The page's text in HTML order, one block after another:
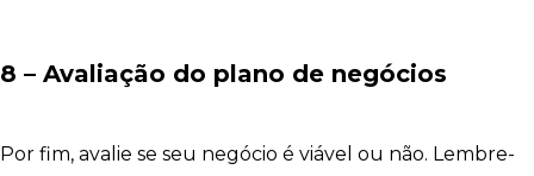
8 – Avaliação do plano de negócios
Por fim, avalie se seu negócio é viável ou não. Lembre-